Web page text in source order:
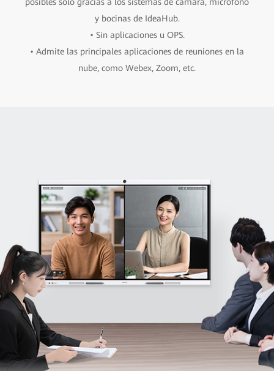
y bocinas de IdeaHub.
• Sin aplicaciones u OPS.
• Admite las principales aplicaciones de reuniones en la
nube, como Webex, Zoom, etc.